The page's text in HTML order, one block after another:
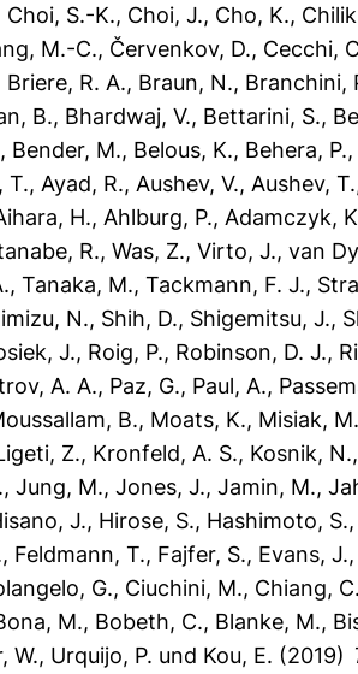
Choi, S.-K., Choi, J., Cho, K.,
M.-C., Červenkov, D., Cecchi,
Briere, R. A., Braun, N., Branchini,
B., Bhardwaj, V., Bettarini, S.,
, Bender, M., Belous, K., Behera, P.,
T., Ayad, R., Aushev, V., Aushev, T.
H., Ahlburg, P., Adamczyk,
R., Was, Z., Virto, J., van
, Tanaka, M., Tackmann, F. J.,
N., Shih, D., Shigemitsu, J.,
J., Roig, P., Robinson, D. J.,
A. A., Paz, G., Paul, A.,
B., Moats, K., Misiak, M.
Z., Kronfeld, A. S., Kosnik, N.
, Jung, M., Jones, J., Jamin, M.,
J., Hirose, S., Hashimoto, S.
, Feldmann, T., Fajfer, S., Evans, J.
G., Ciuchini, M., Chiang,
M., Bobeth, C., Blanke, M.,
W., Urquijo, P. und Kou, E. (2019)